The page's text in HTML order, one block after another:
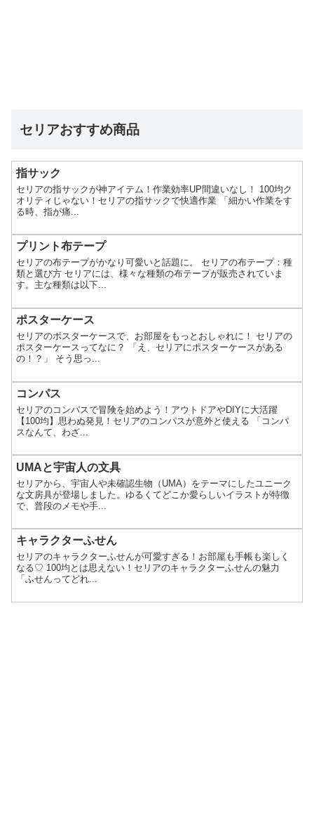
セリアおすすめ商品
指サック
セリアの指サックが神アイテム！作業効率UP間違いなし！ 100均ク
オリティじゃない！セリアの指サックで快適作業 「細かい作業をす
る時、指が痛...
プリント布テープ
セリアの布テープがかなり可愛いと話題に。 セリアの布テープ：種
類と選び方 セリアには、様々な種類の布テープが販売されていま
す。主な種類は以下...
ポスターケース
セリアのポスターケースで、お部屋をもっとおしゃれに！ セリアの
ポスターケースってなに？ 「え、セリアにポスターケースがある
の！？」 そう思っ...
コンパス
セリアのコンパスで冒険を始めよう！アウトドアやDIYに大活躍
【100均】思わぬ発見！セリアのコンパスが意外と使える 「コンパ
スなんて、わざ...
UMAと宇宙人の文具
セリアから、宇宙人や未確認生物（UMA）をテーマにしたユニーク
な文房具が登場しました。ゆるくてどこか愛らしいイラストが特徴
で、普段のメモや手...
キャラクターふせん
セリアのキャラクターふせんが可愛すぎる！お部屋も手帳も楽しく
なる♡ 100均とは思えない！セリアのキャラクターふせんの魅力
「ふせんってどれ...